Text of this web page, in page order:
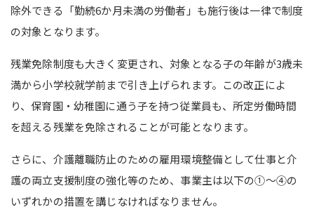
除外できる「勤続6か月未満の労働者」も施行後は一律で制度
の対象となります。
残業免除制度も大きく変更され、対象となる子の年齢が3歳未
満から小学校就学前まで引き上げられます。この改正によ
り、保育園・幼稚園に通う子を持つ従業員も、所定労働時間
を超える残業を免除されることが可能となります。
さらに、介護離職防止のための雇用環境整備として仕事と介
護の両立支援制度の強化等のため、事業主は以下の①～④の
いずれかの措置を講じなければなりません。